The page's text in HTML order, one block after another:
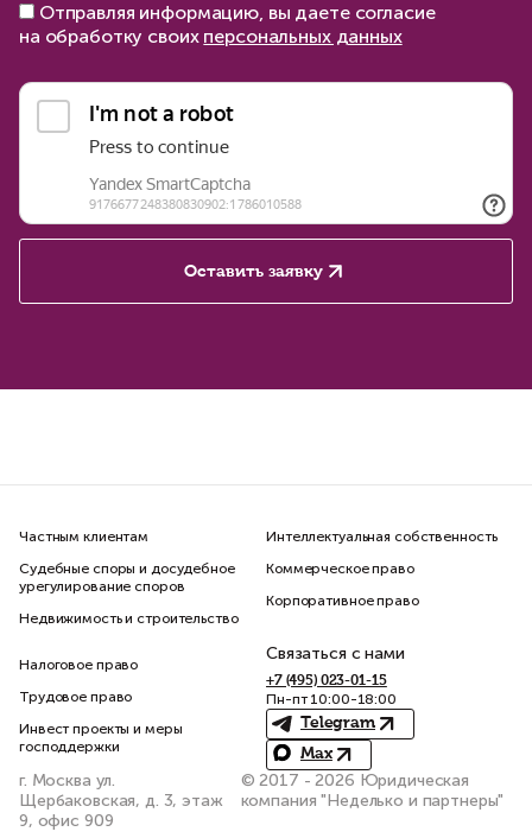
Отправляя информацию, вы даете согласие
на обработку своих персональных данных
Оставить заявку
Частным клиентам
Судебные споры и досудебное
урегулирование споров
Недвижимость и строительство
Интеллектуальная собственность
Коммерческое право
Корпоративное право
Налоговое право
Трудовое право
Инвест проекты и меры
господдержки
Связаться с нами
+7 (495) 023-01-15
Пн-пт 10:00-18:00
Telegram
Max
г. Москва ул.
Щербаковская, д. 3, этаж
9, офис 909
© 2017 - 2026 Юридическая
компания "Неделько и партнеры"